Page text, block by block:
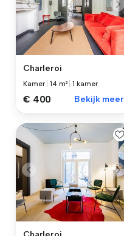
Charleroi
Kamer |14 m² |1 kamer
€ 400 Bekijk meer